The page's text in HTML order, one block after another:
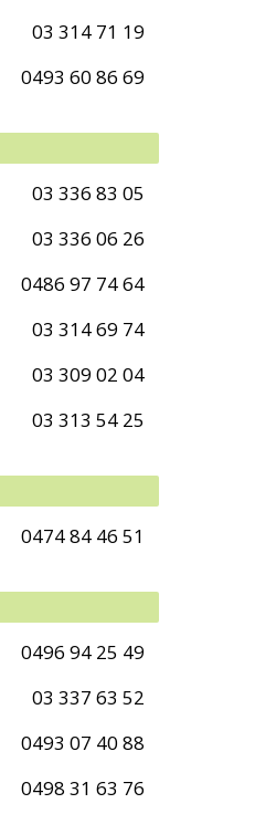
03 314 71 19
0493 60 86 69
03 336 83 05
03 336 06 26
0486 97 74 64
03 314 69 74
03 309 02 04
03 313 54 25
0474 84 46 51
0496 94 25 49
03 337 63 52
0493 07 40 88
0498 31 63 76